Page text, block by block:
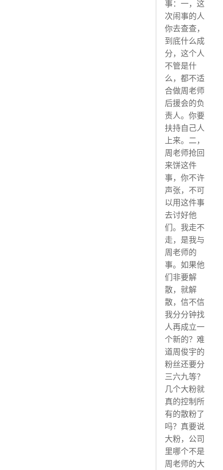
事：一，这
次闹事的人
你去查查，
到底什么成
分，这个人
不管是什
么，都不适
合做周老师
后援会的负
责人。你要
扶持自己人
上来。二，
周老师抢回
来饼这件
事，你不许
声张，不可
以用这件事
去讨好他
们。我走不
走，是我与
周老师的
事。如果他
们非要解
散，就解
散，信不信
我分分钟找
人再成立一
个新的？难
道周俊宇的
粉丝还要分
三六九等？
几个大粉就
真的控制所
有的散粉了
吗？真要说
大粉，公司
里哪个不是
周老师的大